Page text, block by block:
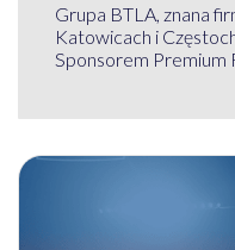
Grupa BTLA, znana
Katowicach i
Sponsorem Premium